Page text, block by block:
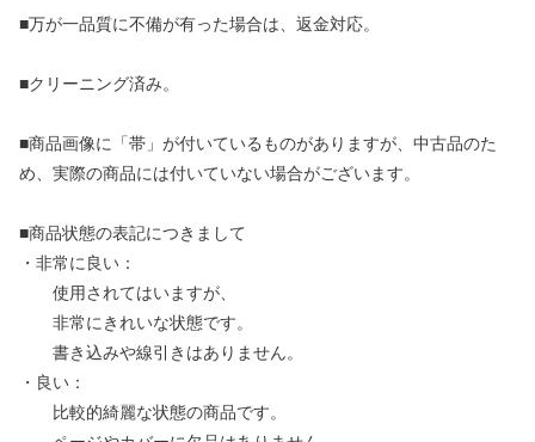
■万が一品質に不備が有った場合は、返金対応。
■クリーニング済み。
■商品画像に「帯」が付いているものがありますが、中古品のた
め、実際の商品には付いていない場合がございます。
■商品状態の表記につきまして
・非常に良い：
使用されてはいますが、
非常にきれいな状態です。
書き込みや線引きはありません。
・良い：
比較的綺麗な状態の商品です。